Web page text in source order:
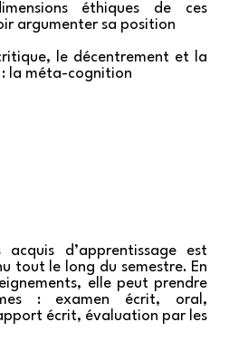
éthiques de ces
argumenter sa position
le décentrement et la
la méta-cognition
acquis d’apprentissage est
tout le long du semestre. En
elle peut prendre
: examen écrit, oral,
écrit, évaluation par les